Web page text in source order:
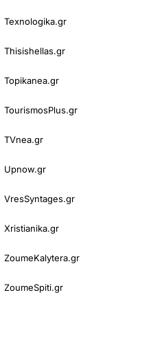
Texnologika.gr
Thisishellas.gr
Topikanea.gr
TourismosPlus.gr
TVnea.gr
Upnow.gr
VresSyntages.gr
Xristianika.gr
ZoumeKalytera.gr
ZoumeSpiti.gr